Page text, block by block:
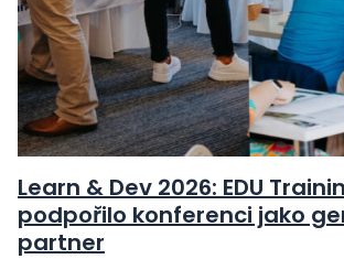
Learn & Dev 2026: EDU
podpořilo konferenci jako
partner